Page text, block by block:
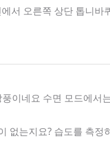
서 오른쪽 상단 톱니
이네요 수면 모드에
없는지요? 습도를 측